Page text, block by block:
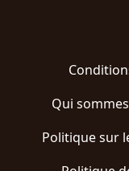
Qui
Politique sur